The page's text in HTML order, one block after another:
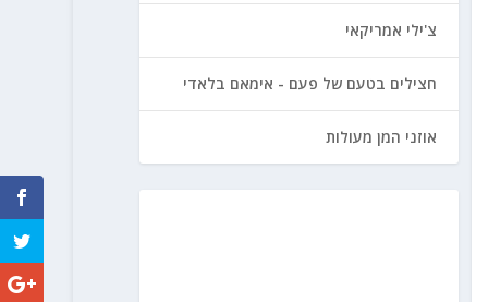
צ'ילי אמריקאי
חצילים בטעם של פעם - אימאם בלאדי
אוזני המן מעולות